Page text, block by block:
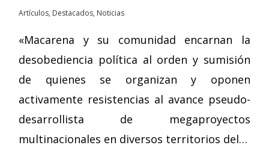
Artículos, Destacados, Noticias
«Macarena y su comunidad encarnan la
desobediencia política al orden y sumisión
de quienes se organizan y oponen
activamente resistencias al avance pseudo-
desarrollista de megaproyectos
multinacionales en diversos territorios del…